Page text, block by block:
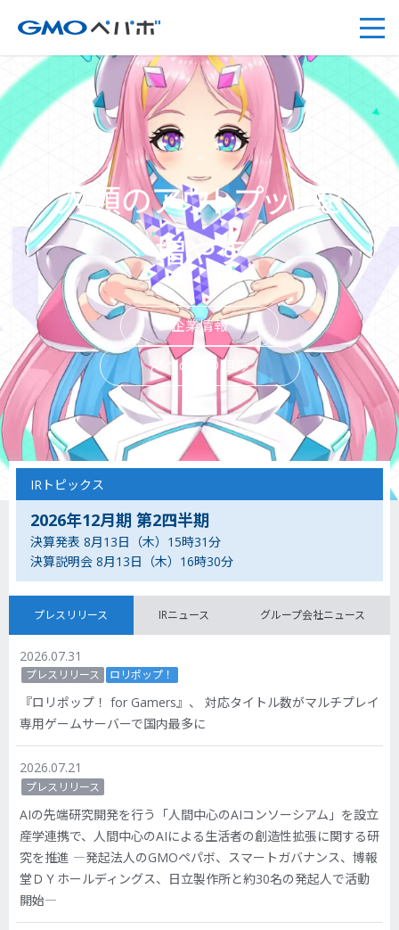
企業情報
AIへの取り組み
IRトピックス
2026年12月期 第2四半期
決算発表 8月13日（木）15時31分
決算説明会 8月13日（木）16時30分
プレスリリース IRニュース グループ会社ニュース
2026.07.31
プレスリリース ロリポップ！
『ロリポップ！ for Gamers』、 対応タイトル数がマルチプレイ
専用ゲームサーバーで国内最多に
2026.07.21
プレスリリース
AIの先端研究開発を行う「人間中心のAIコンソーシアム」を設立
産学連携で、人間中心のAIによる生活者の創造性拡張に関する研
究を推進 ―発起法人のGMOペパボ、スマートガバナンス、博報
堂ＤＹホールディングス、日立製作所と約30名の発起人で活動
開始―